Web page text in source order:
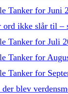
Tanker for Juni
ord ikke slår til –
Tanker for Juli
Tanker for
Tanker for
blev